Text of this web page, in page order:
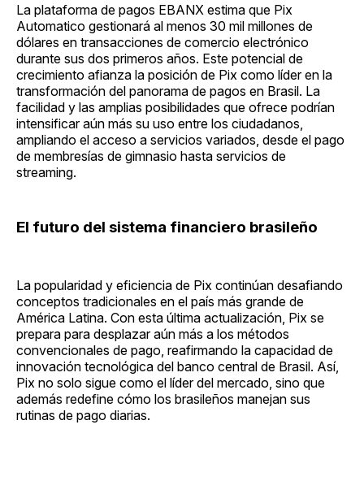
La plataforma de pagos EBANX estima que Pix
Automatico gestionará al menos 30 mil millones de
dólares en transacciones de comercio electrónico
durante sus dos primeros años. Este potencial de
crecimiento afianza la posición de Pix como líder en la
transformación del panorama de pagos en Brasil. La
facilidad y las amplias posibilidades que ofrece podrían
intensificar aún más su uso entre los ciudadanos,
ampliando el acceso a servicios variados, desde el pago
de membresías de gimnasio hasta servicios de
streaming.
El futuro del sistema financiero brasileño
La popularidad y eficiencia de Pix continúan desafiando
conceptos tradicionales en el país más grande de
América Latina. Con esta última actualización, Pix se
prepara para desplazar aún más a los métodos
convencionales de pago, reafirmando la capacidad de
innovación tecnológica del banco central de Brasil. Así,
Pix no solo sigue como el líder del mercado, sino que
además redefine cómo los brasileños manejan sus
rutinas de pago diarias.